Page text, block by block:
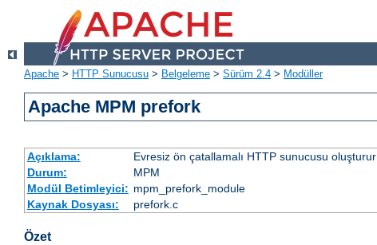
Apache > HTTP Sunucusu > Belgeleme > Sürüm 2.4 > Modüller
Apache MPM prefork
Açıklama:
Evresiz ön çatallamalı HTTP sunucusu oluşturur
Durum:
MPM
Modül Betimleyici: mpm_prefork_module
Kaynak Dosyası:
prefork.c
Özet